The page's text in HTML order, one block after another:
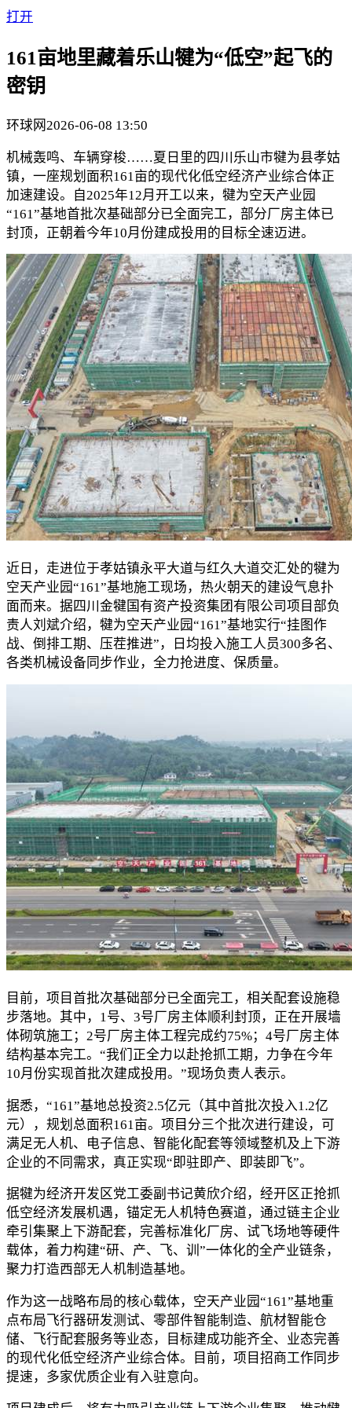
打开
161亩地里藏着乐山犍为“低空”起飞的
密钥
环球网2026-06-08 13:50
机械轰鸣、车辆穿梭……夏日里的四川乐山市犍为县孝姑
镇，一座规划面积161亩的现代化低空经济产业综合体正
加速建设。自2025年12月开工以来，犍为空天产业园
“161”基地首批次基础部分已全面完工，部分厂房主体已
封顶，正朝着今年10月份建成投用的目标全速迈进。
近日，走进位于孝姑镇永平大道与红久大道交汇处的犍为
空天产业园“161”基地施工现场，热火朝天的建设气息扑
面而来。据四川金犍国有资产投资集团有限公司项目部负
责人刘斌介绍，犍为空天产业园“161”基地实行“挂图作
战、倒排工期、压茬推进”，日均投入施工人员300多名、
各类机械设备同步作业，全力抢进度、保质量。
目前，项目首批次基础部分已全面完工，相关配套设施稳
步落地。其中，1号、3号厂房主体顺利封顶，正在开展墙
体砌筑施工；2号厂房主体工程完成约75%；4号厂房主体
结构基本完工。“我们正全力以赴抢抓工期，力争在今年
10月份实现首批次建成投用。”现场负责人表示。
据悉，“161”基地总投资2.5亿元（其中首批次投入1.2亿
元），规划总面积161亩。项目分三个批次进行建设，可
满足无人机、电子信息、智能化配套等领域整机及上下游
企业的不同需求，真正实现“即驻即产、即装即飞”。
据犍为经济开发区党工委副书记黄欣介绍，经开区正抢抓
低空经济发展机遇，锚定无人机特色赛道，通过链主企业
牵引集聚上下游配套，完善标准化厂房、试飞场地等硬件
载体，着力构建“研、产、飞、训”一体化的全产业链条，
聚力打造西部无人机制造基地。
作为这一战略布局的核心载体，空天产业园“161”基地重
点布局飞行器研发测试、零部件智能制造、航材智能仓
储、飞行配套服务等业态，目标建成功能齐全、业态完善
的现代化低空经济产业综合体。目前，项目招商工作同步
提速，多家优质企业有入驻意向。